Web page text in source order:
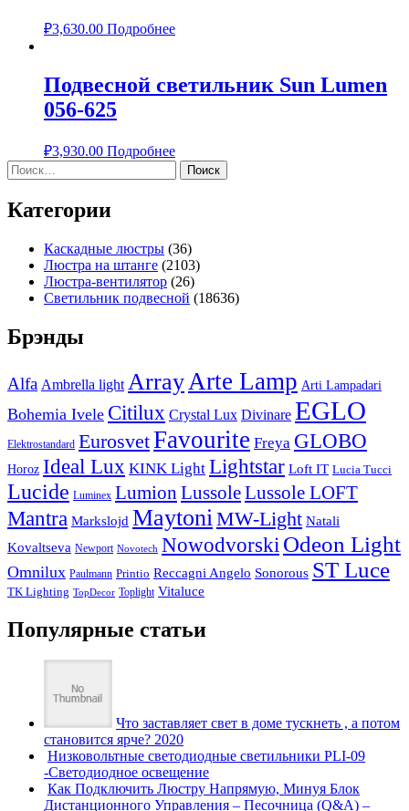
₽3,630.00 Подробнее
Подвесной светильник Sun Lumen
056-625
₽3,930.00 Подробнее
Найти:
Категории
Каскадные люстры (36)
Люстра на штанге (2103)
Люстра-вентилятор (26)
Светильник подвесной (18636)
Брэнды
Alfa Ambrella light Array Arte Lamp Arti Lampadari
Bohemia Ivele Citilux Crystal Lux Divinare EGLO
Elektrostandard EurosvetFavourite Freya GLOBO
Horoz Ideal Lux KINK Light Lightstar Loft IT Lucia Tucci
Lucide Luminex Lumion LussoleLussole LOFT
Mantra Markslojd Maytoni MW-Light Natali
Kovaltseva Newport Novotech Nowodvorski Odeon Light
Omnilux Paulmann Printio Reccagni Angelo Sonorous ST Luce
TK Lighting TopDecor Toplight Vitaluce
Популярные статьи
Что заставляет свет в доме тускнеть , а потом
становится ярче? 2020
Низковольтные светодиодные светильники PLI-09
-Светодиодное освещение
Как Подключить Люстру Напрямую, Минуя Блок
Дистанционного Управления – Песочница (Q&A) –